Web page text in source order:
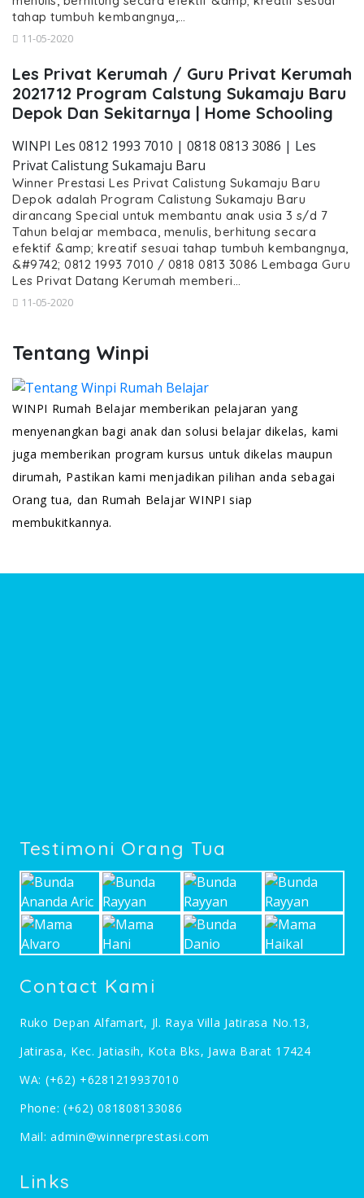
tahap tumbuh kembangnya,…
11-05-2020
Les Privat Kerumah / Guru Privat Kerumah
2021712 Program Calstung Sukamaju Baru
Depok Dan Sekitarnya | Home Schooling
WINPI Les 0812 1993 7010 | 0818 0813 3086 | Les
Privat Calistung Sukamaju Baru
Winner Prestasi Les Privat Calistung Sukamaju Baru
Depok adalah Program Calistung Sukamaju Baru
dirancang Special untuk membantu anak usia 3 s/d 7
Tahun belajar membaca, menulis, berhitung secara
efektif &amp; kreatif sesuai tahap tumbuh kembangnya,
&#9742; 0812 1993 7010 / 0818 0813 3086 Lembaga Guru
Les Privat Datang Kerumah memberi…
11-05-2020
Tentang Winpi
WINPI Rumah Belajar memberikan pelajaran yang
menyenangkan bagi anak dan solusi belajar dikelas, kami
juga memberikan program kursus untuk dikelas maupun
dirumah, Pastikan kami menjadikan pilihan anda sebagai
Orang tua, dan Rumah Belajar WINPI siap
membukitkannya.
Testimoni Orang Tua
Contact Kami
Ruko Depan Alfamart, Jl. Raya Villa Jatirasa No.13,
Jatirasa, Kec. Jatiasih, Kota Bks, Jawa Barat 17424
WA: (+62) +6281219937010
Phone: (+62) 081808133086
Mail:admin@winnerprestasi.com
Links